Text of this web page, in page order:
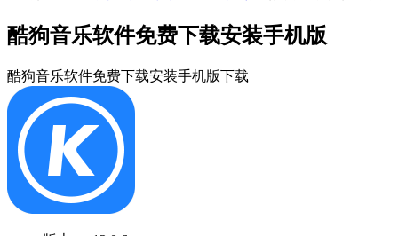
酷狗音乐软件免费下载安装手机版
酷狗音乐软件免费下载安装手机版下载